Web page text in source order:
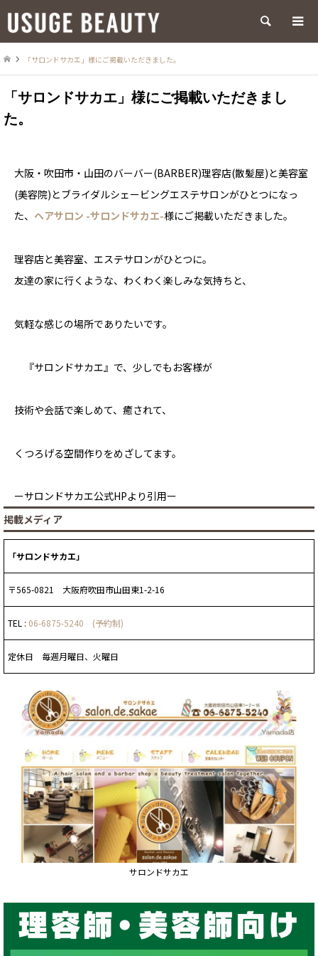
検索
「サロンドサカエ」様にご掲載いただきました。
「サロンドサカエ」様にご掲載いただきまし
た。
大阪・吹田市・山田のバーバー(BARBER)理容店(散髪屋)と美容室
(美容院)とブライダルシェービングエステサロンがひとつになっ
た、 ヘアサロン -サロンドサカエ-様にご掲載いただきました。
理容店と美容室、エステサロンがひとつに。
友達の家に行くような、わくわく楽しみな気持ちと、
気軽な感じの場所でありたいです。
『サロンドサカエ』で、少しでもお客様が
技術や会話で楽しめて、癒されて、
くつろげる空間作りをめざしてます。
ーサロンドサカエ公式HPより引用ー
掲載メディア
「サロンドサカエ」
〒565-0821 大阪府吹田市山田東1-2-16
TEL : 06-6875-5240 (予約制)
定休日 毎週月曜日、火曜日
サロンドサカエ